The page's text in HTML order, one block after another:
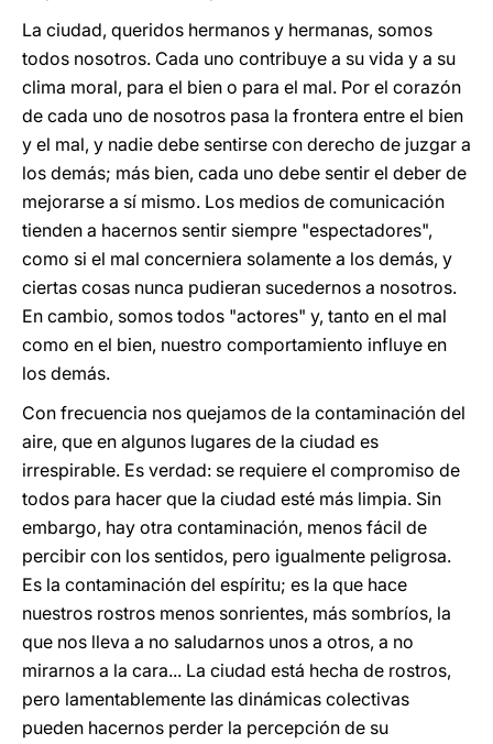
La ciudad, queridos hermanos y hermanas, somos
todos nosotros. Cada uno contribuye a su vida y a su
clima moral, para el bien o para el mal. Por el corazón
de cada uno de nosotros pasa la frontera entre el bien
y el mal, y nadie debe sentirse con derecho de juzgar a
los demás; más bien, cada uno debe sentir el deber de
mejorarse a sí mismo. Los medios de comunicación
tienden a hacernos sentir siempre "espectadores",
como si el mal concerniera solamente a los demás, y
ciertas cosas nunca pudieran sucedernos a nosotros.
En cambio, somos todos "actores" y, tanto en el mal
como en el bien, nuestro comportamiento influye en
los demás.
Con frecuencia nos quejamos de la contaminación del
aire, que en algunos lugares de la ciudad es
irrespirable. Es verdad: se requiere el compromiso de
todos para hacer que la ciudad esté más limpia. Sin
embargo, hay otra contaminación, menos fácil de
percibir con los sentidos, pero igualmente peligrosa.
Es la contaminación del espíritu; es la que hace
nuestros rostros menos sonrientes, más sombríos, la
que nos lleva a no saludarnos unos a otros, a no
mirarnos a la cara... La ciudad está hecha de rostros,
pero lamentablemente las dinámicas colectivas
pueden hacernos perder la percepción de su